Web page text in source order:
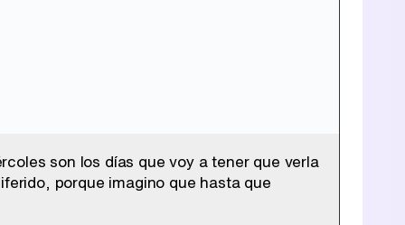
son los días que voy a tener que verla
porque imagino que hasta que